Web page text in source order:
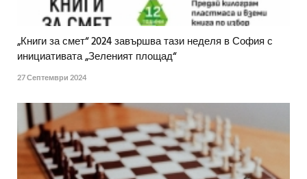
„Книги за смет“ 2024 завършва тази неделя в София с
инициативата „Зеленият площад“
27 Септември 2024